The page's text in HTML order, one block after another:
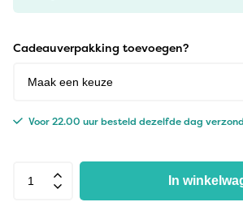
Cadeauverpakking toevoegen?
Voor 22.00 uur besteld dezelfde dag
In